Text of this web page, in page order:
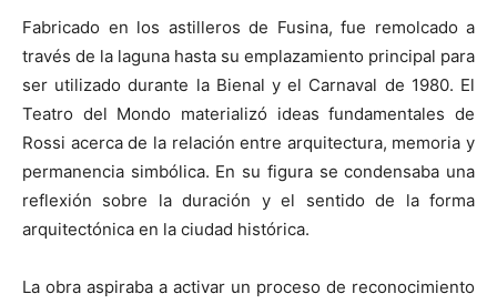
Fabricado en los astilleros de Fusina, fue remolcado a
través de la laguna hasta su emplazamiento principal para
ser utilizado durante la Bienal y el Carnaval de 1980. El
Teatro del Mondo materializó ideas fundamentales de
Rossi acerca de la relación entre arquitectura, memoria y
permanencia simbólica. En su figura se condensaba una
reflexión sobre la duración y el sentido de la forma
arquitectónica en la ciudad histórica.
La obra aspiraba a activar un proceso de reconocimiento